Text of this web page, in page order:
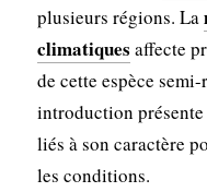
plusieurs régions. La
climatiques affecte
de cette espèce
introduction
liés à son caractère
les conditions.